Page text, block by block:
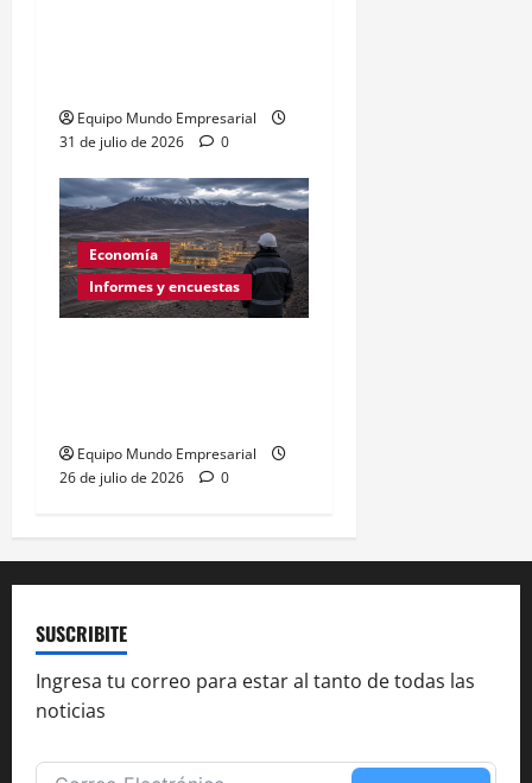
Equipo Mundo Empresarial
31 de julio de 2026
0
Economía
Informes y encuestas
Equipo Mundo Empresarial
26 de julio de 2026
0
SUSCRIBITE
Ingresa tu correo para estar al tanto de todas las
noticias